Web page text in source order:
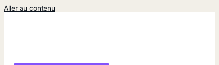
Aller au contenu